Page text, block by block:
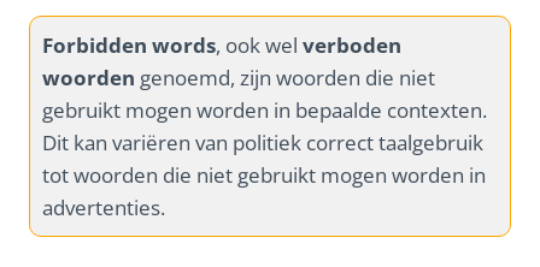
Forbidden words, ook wel verboden
woorden genoemd, zijn woorden die niet
gebruikt mogen worden in bepaalde contexten.
Dit kan variëren van politiek correct taalgebruik
tot woorden die niet gebruikt mogen worden in
advertenties.